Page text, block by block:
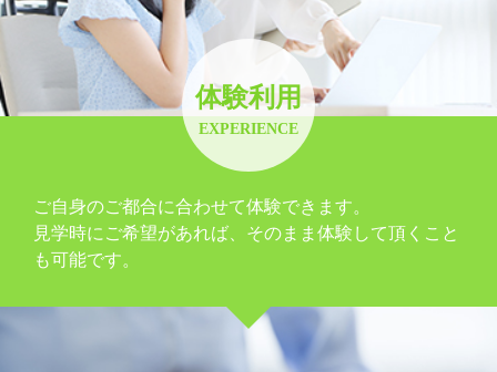
体験利用
EXPERIENCE
ご自身のご都合に合わせて体験できます。
見学時にご希望があれば、そのまま体験して頂くこと
も可能です。